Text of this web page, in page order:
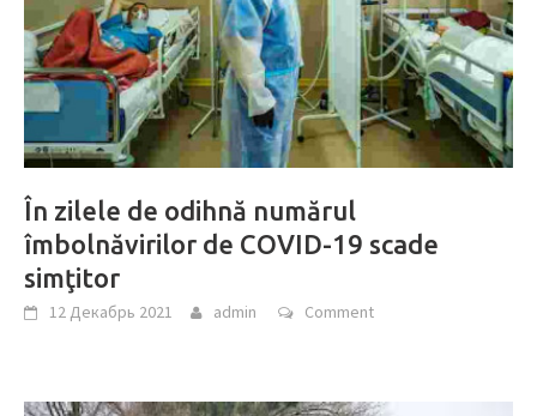
În zilele de odihnă numărul
îmbolnăvirilor de COVID-19 scade
simţitor
12 Декабрь 2021 admin Comment